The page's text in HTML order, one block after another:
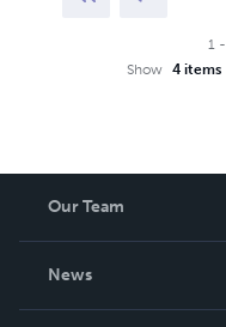
1 -
Show
4 items
Our Team
News